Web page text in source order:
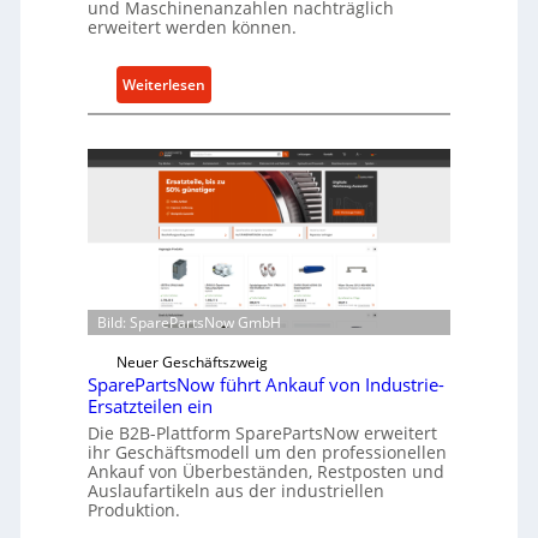
c
u
t
f
ü
r
i
d
i
r
t
e
A
n
t
und Maschinenanzahlen nachträglich
erweitert werden können.
Weiterlesen
C
l
l
n
t
w
i
c
k
e
l
t
Bild: SparePartsNow GmbH
Neuer Geschäftszweig
SparePartsNow führt Ankauf von Industrie-
Ersatzteilen ein
Die B2B-Plattform SparePartsNow erweitert
ihr Geschäftsmodell um den professionellen
Ankauf von Überbeständen, Restposten und
Auslaufartikeln aus der industriellen
Produktion.